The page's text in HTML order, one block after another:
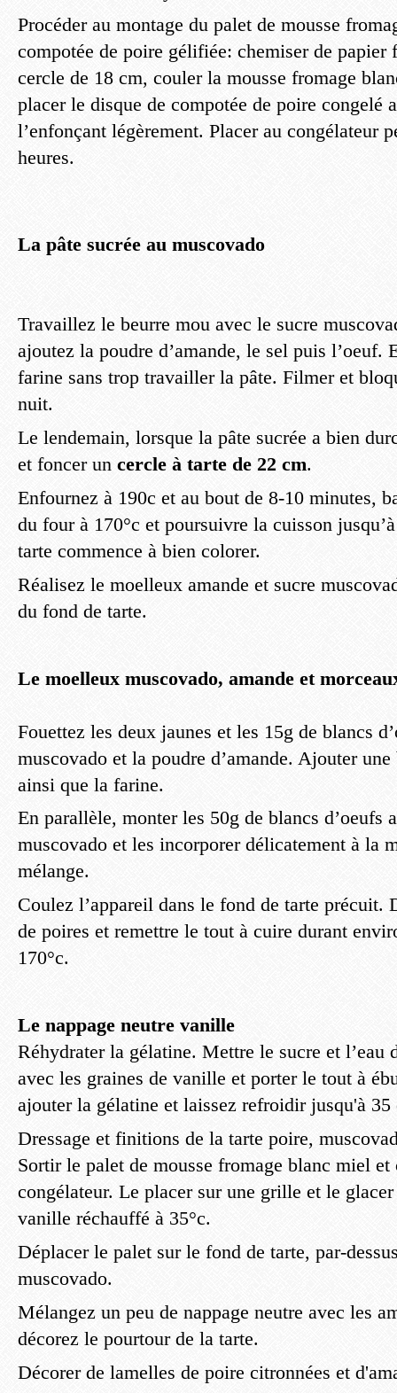
Procéder au montage du palet de mousse
compotée de poire gélifiée: chemiser de
cercle de 18 cm, couler la mousse fromage
placer le disque de compotée de poire congelé
l’enfonçant légèrement. Placer au congélateur
heures.
La pâte sucrée au muscovado
Travaillez le beurre mou avec le sucre
ajoutez la poudre d’amande, le sel puis l’oeuf.
farine sans trop travailler la pâte. Filmer et
nuit.
Le lendemain, lorsque la pâte sucrée a bien
et foncer un cercle à tarte de 22 cm.
Enfournez à 190c et au bout de 8-10 minutes,
du four à 170°c et poursuivre la cuisson
tarte commence à bien colorer.
Réalisez le moelleux amande et sucre
du fond de tarte.
Le moelleux muscovado, amande et
Fouettez les deux jaunes et les 15g de blancs
muscovado et la poudre d’amande. Ajouter
ainsi que la farine.
En parallèle, monter les 50g de blancs d’oeufs
muscovado et les incorporer délicatement à la
mélange.
Coulez l’appareil dans le fond de tarte précuit.
de poires et remettre le tout à cuire durant
170°c.
Le nappage neutre vanille
Réhydrater la gélatine. Mettre le sucre et l’eau
avec les graines de vanille et porter le tout à
ajouter la gélatine et laissez refroidir jusqu'à 35
Dressage et finitions de la tarte poire,
Sortir le palet de mousse fromage blanc miel et
congélateur. Le placer sur une grille et le
vanille réchauffé à 35°c.
Déplacer le palet sur le fond de tarte, par-
muscovado.
Mélangez un peu de nappage neutre avec les
décorez le pourtour de la tarte.
Décorer de lamelles de poire citronnées et